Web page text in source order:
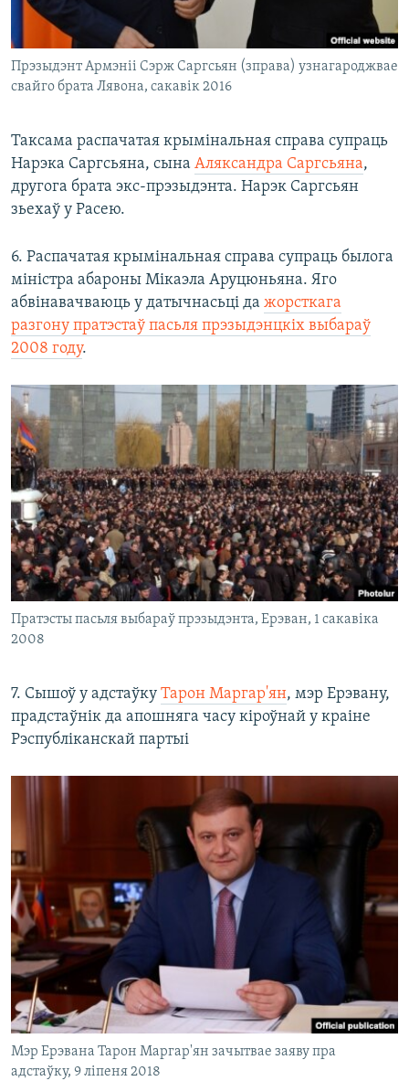
Прэзыдэнт Армэніі Сэрж Саргсьян (зправа) узнагароджвае
свайго брата Лявона, сакавік 2016
Таксама распачатая крымінальная справа супраць
Нарэка Саргсьяна, сына Аляксандра Саргсьяна,
другога брата экс-прэзыдэнта. Нарэк Саргсьян
зьехаў у Расею.
6. Распачатая крымінальная справа супраць былога
міністра абароны Мікаэла Аруцюньяна. Яго
абвінавачваюць у датычнасьці да жорсткага
разгону пратэстаў пасьля прэзыдэнцкіх выбараў
2008 году.
Пратэсты пасьля выбараў прэзыдэнта, Ерэван, 1 сакавіка
2008
7. Сышоў у адстаўку Тарон Маргар'ян, мэр Ерэвану,
прадстаўнік да апошняга часу кіроўнай у краіне
Рэспубліканскай партыі
Мэр Ерэвана Тарон Маргар'ян зачытвае заяву пра
адстаўку, 9 ліпеня 2018